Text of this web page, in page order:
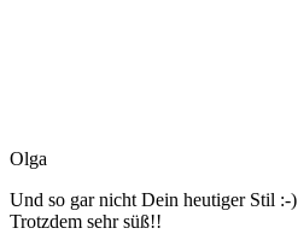
Olga
Und so gar nicht Dein heutiger Stil :-)
Trotzdem sehr süß!!